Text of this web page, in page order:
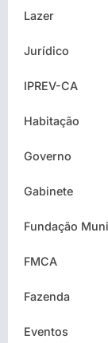
Lazer
Jurídico
IPREV-CA
Habitação
Governo
Gabinete
Fundação
FMCA
Fazenda
Eventos